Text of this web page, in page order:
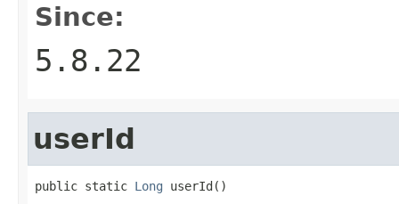
Since:
5.8.22
userId
public static Long userId()